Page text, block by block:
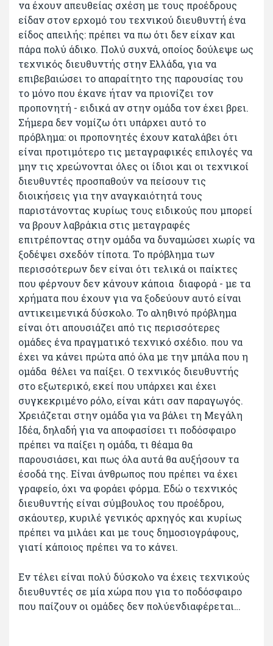
να έχουν απευθείας σχέση με τους προέδρους
είδαν στον ερχομό του τεχνικού διευθυντή ένα
είδος απειλής: πρέπει να πω ότι δεν είχαν και
πάρα πολύ άδικο. Πολύ συχνά, οποίος δούλεψε ως
τεχνικός διευθυντής στην Ελλάδα, για να
επιβεβαιώσει το απαραίτητο της παρουσίας του
το μόνο που έκανε ήταν να πριονίζει τον
προπονητή - ειδικά αν στην ομάδα τον έχει βρει.
Σήμερα δεν νομίζω ότι υπάρχει αυτό το
πρόβλημα: οι προπονητές έχουν καταλάβει ότι
είναι προτιμότερο τις μεταγραφικές επιλογές να
μην τις χρεώνονται όλες οι ίδιοι και οι τεχνικοί
διευθυντές προσπαθούν να πείσουν τις
διοικήσεις για την αναγκαιότητά τους
παριστάνοντας κυρίως τους ειδικούς που μπορεί
να βρουν λαβράκια στις μεταγραφές
επιτρέποντας στην ομάδα να δυναμώσει χωρίς να
ξοδέψει σχεδόν τίποτα. Το πρόβλημα των
περισσότερων δεν είναι ότι τελικά οι παίκτες
που φέρνουν δεν κάνουν κάποια διαφορά - με τα
χρήματα που έχουν για να ξοδεύουν αυτό είναι
αντικειμενικά δύσκολο. Το αληθινό πρόβλημα
είναι ότι απουσιάζει από τις περισσότερες
ομάδες ένα πραγματικό τεχνικό σχέδιο. που να
έχει να κάνει πρώτα από όλα με την μπάλα που η
ομάδα θέλει να παίξει. Ο τεχνικός διευθυντής
στο εξωτερικό, εκεί που υπάρχει και έχει
συγκεκριμένο ρόλο, είναι κάτι σαν παραγωγός.
Χρειάζεται στην ομάδα για να βάλει τη Μεγάλη
Ιδέα, δηλαδή για να αποφασίσει τι ποδόσφαιρο
πρέπει να παίξει η ομάδα, τι θέαμα θα
παρουσιάσει, και πως όλα αυτά θα αυξήσουν τα
έσοδά της. Είναι άνθρωπος που πρέπει να έχει
γραφείο, όχι να φοράει φόρμα. Εδώ ο τεχνικός
διευθυντής είναι σύμβουλος του προέδρου,
σκάουτερ, κυριλέ γενικός αρχηγός και κυρίως
πρέπει να μιλάει και με τους δημοσιογράφους,
γιατί κάποιος πρέπει να το κάνει.
Εν τέλει είναι πολύ δύσκολο να έχεις τεχνικούς
διευθυντές σε μία χώρα που για το ποδόσφαιρο
που παίζουν οι ομάδες δεν πολύενδιαφέρεται…